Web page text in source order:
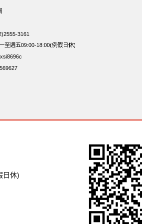
3161
至週五09:00-18:00(例假日休)
日休)